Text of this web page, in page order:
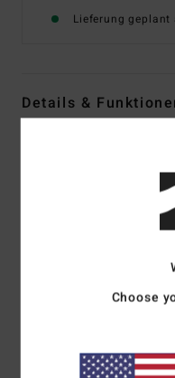
Lieferung geplant
Details &
Zusammensetzung100
Choose